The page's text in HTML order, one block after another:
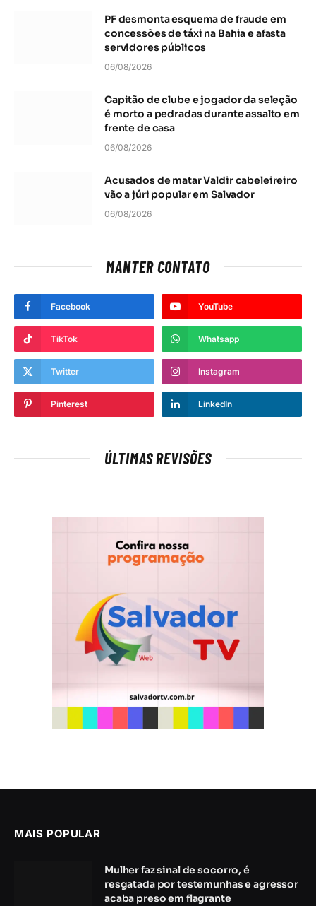
PF desmonta esquema de fraude em
concessões de táxi na Bahia e afasta
servidores públicos
06/08/2026
Capitão de clube e jogador da seleção
é morto a pedradas durante assalto em
frente de casa
06/08/2026
Acusados de matar Valdir cabeleireiro
vão a júri popular em Salvador
06/08/2026
MANTER CONTATO
Facebook YouTube
TikTok Whatsapp
Twitter Instagram
Pinterest LinkedIn
ÚLTIMAS REVISÕES
MAIS POPULAR
Mulher faz sinal de socorro, é
resgatada por testemunhas e agressor
acaba preso em flagrante